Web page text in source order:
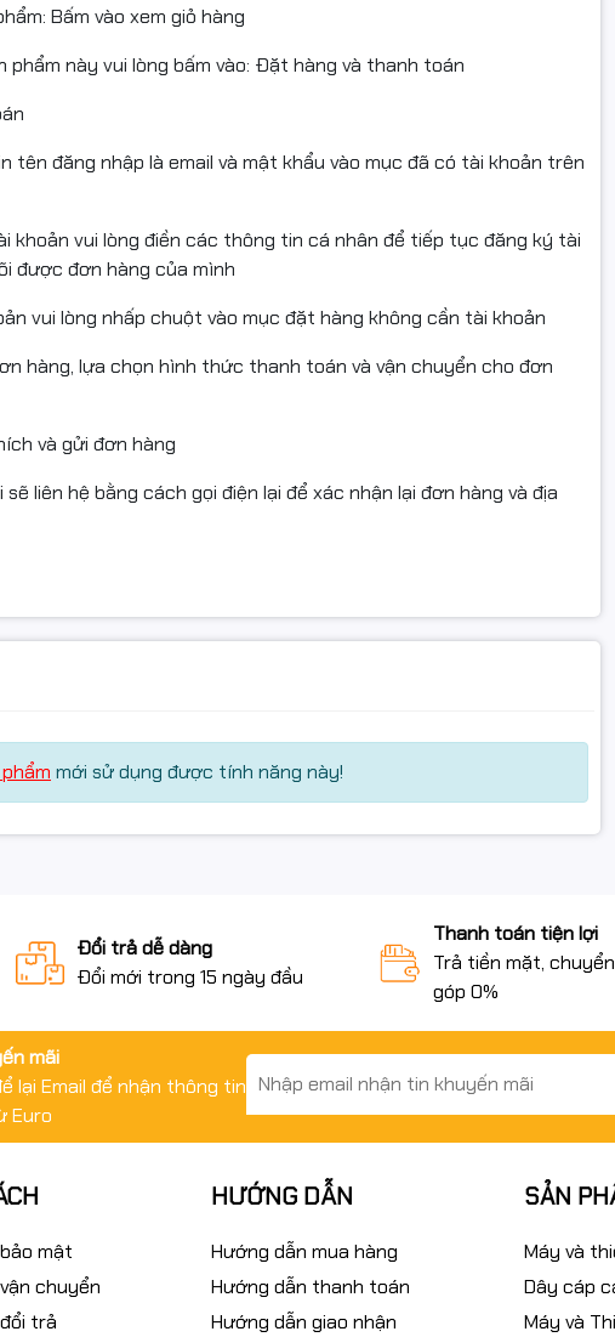
Bấm vào xem giỏ hàng
này vui lòng bấm vào: Đặt hàng và thanh toán
tên đăng nhập là email và mật khẩu vào mục đã có tài khoản trên
khoản vui lòng điền các thông tin cá nhân để tiếp tục đăng ký tài
được đơn hàng của mình
vui lòng nhấp chuột vào mục đặt hàng không cần tài khoản
hàng, lựa chọn hình thức thanh toán và vận chuyển cho đơn
và gửi đơn hàng
liên hệ bằng cách gọi điện lại để xác nhận lại đơn hàng và địa
mới sử dụng được tính năng này!
Đổi trả dễ dàng
Đổi mới trong 15 ngày đầu
Thanh toán tiện lợi
Trả tiền mặt,
góp 0%
mãi
lại Email để nhận thông tin
Euro
mật
chuyển
trả
HƯỚNG DẪN
Hướng dẫn mua hàng
Hướng dẫn thanh toán
Hướng dẫn giao nhận
SẢN
Máy và
Dây cáp
Máy và